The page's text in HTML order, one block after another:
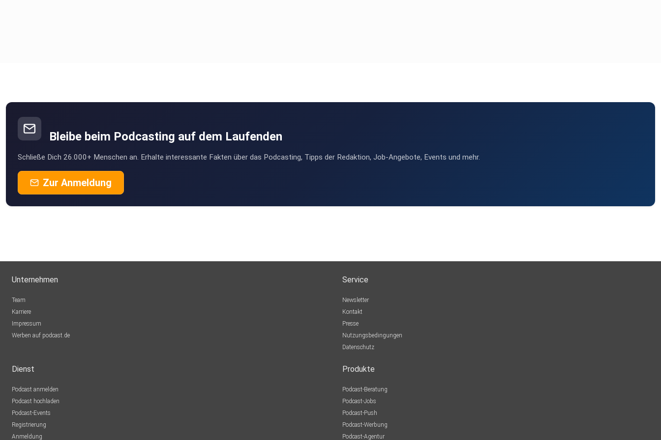
Bleibe beim Podcasting auf dem Laufenden
Schließe Dich 26.000+ Menschen an. Erhalte interessante Fakten über das Podcasting, Tipps der Redaktion, Job-Angebote, Events und mehr.
Zur Anmeldung
Unternehmen
Team
Karriere
Impressum
Werben auf podcast.de
Service
Newsletter
Kontakt
Presse
Nutzungsbedingungen
Datenschutz
Dienst
Podcast anmelden
Podcast hochladen
Podcast-Events
Registrierung
Anmeldung
Produkte
Podcast-Beratung
Podcast-Jobs
Podcast-Push
Podcast-Werbung
Podcast-Agentur